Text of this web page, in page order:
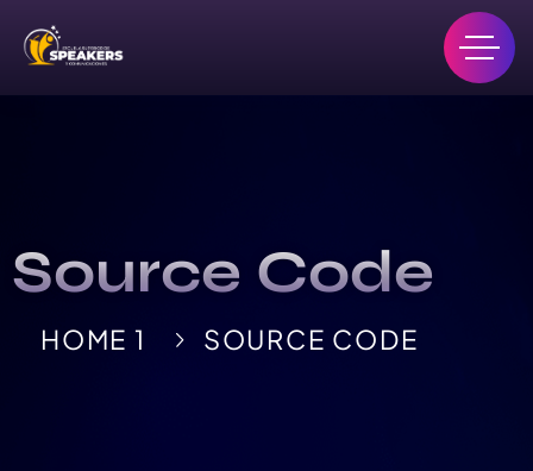
Source Code
HOME 1 SOURCE CODE